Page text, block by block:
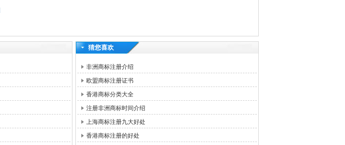
猜您喜欢
非洲商标注册介绍
欧盟商标注册证书
香港商标分类大全
注册非洲商标时间介绍
上海商标注册九大好处
香港商标注册的好处